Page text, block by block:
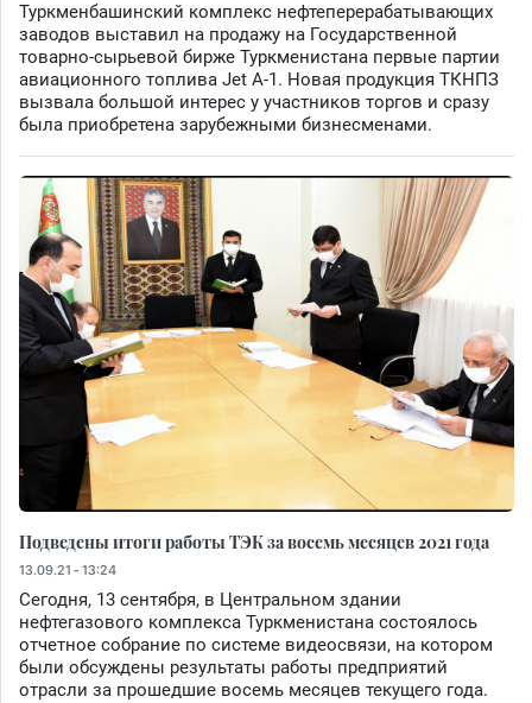
Туркменбашинский комплекс нефтеперерабатывающих
заводов выставил на продажу на Государственной
товарно-сырьевой бирже Туркменистана первые партии
авиационного топлива Jet A-1. Новая продукция ТКНПЗ
вызвала большой интерес у участников торгов и сразу
была приобретена зарубежными бизнесменами.
Подведены итоги работы ТЭК за восемь месяцев 2021 года
13.09.21 - 13:24
Сегодня, 13 сентября, в Центральном здании
нефтегазового комплекса Туркменистана состоялось
отчетное собрание по системе видеосвязи, на котором
были обсуждены результаты работы предприятий
отрасли за прошедшие восемь месяцев текущего года.